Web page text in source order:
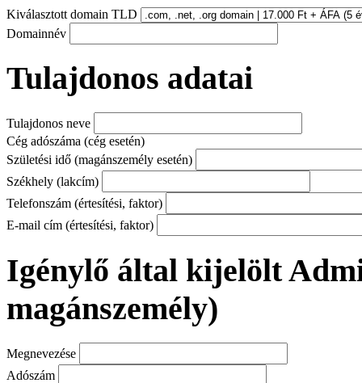
Kiválasztott domain TLD
Domainnév
Tulajdonos adatai
Tulajdonos neve
Cég adószáma (cég esetén)
Születési idő (magánszemély esetén)
Székhely (lakcím)
Telefonszám (értesítési, faktor)
E-mail cím (értesítési, faktor)
Igénylő által kijelölt
magánszemély)
Megnevezése
Adószám